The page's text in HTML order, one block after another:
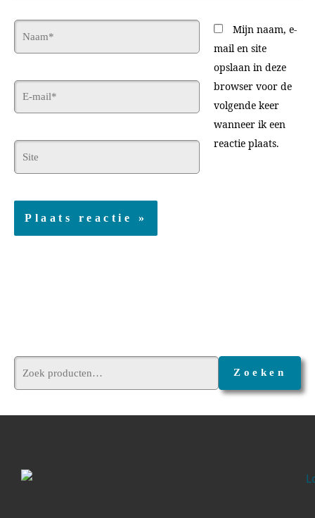
Zoeken
Mijn naam, e-
mail en site
opslaan in deze
browser voor de
volgende keer
wanneer ik een
reactie plaats.